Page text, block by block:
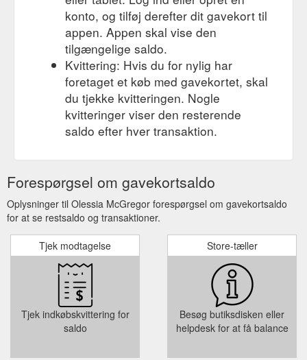
konto, og tilføj derefter dit gavekort til
appen. Appen skal vise den
tilgængelige saldo.
Kvittering: Hvis du for nylig har
foretaget et køb med gavekortet, skal
du tjekke kvitteringen. Nogle
kvitteringer viser den resterende
saldo efter hver transaktion.
Forespørgsel om gavekortsaldo
Oplysninger til Olessia McGregor forespørgsel om gavekortsaldo
for at se restsaldo og transaktioner.
Tjek modtagelse
Tjek indkøbskvittering for
saldo
Store-tæller
Besøg butiksdisken eller
helpdesk for at få balance